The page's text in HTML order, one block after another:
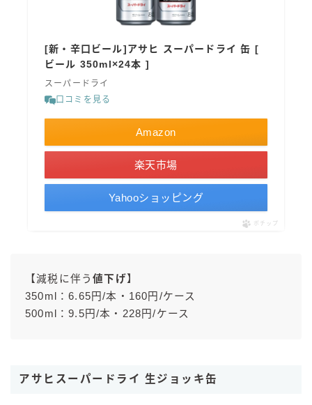
[新・辛口ビール]アサヒ スーパードライ 缶 [
ビール 350ml×24本 ]
スーパードライ
口コミを見る
Amazon
楽天市場
Yahooショッピング
ポチップ
【減税に伴う値下げ】
350ml：6.65円/本・160円/ケース
500ml：9.5円/本・228円/ケース
アサヒスーパードライ 生ジョッキ缶